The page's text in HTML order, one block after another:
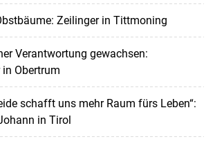
Zeilinger in Tittmoning
Verantwortung gewachsen:
Obertrum
schafft uns mehr Raum fürs Leben“:
in Tirol